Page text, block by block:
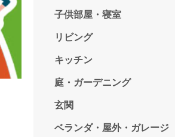
子供部屋・寝室
リビング
キッチン
庭・ガーデニング
玄関
ベランダ・屋外・ガレージ